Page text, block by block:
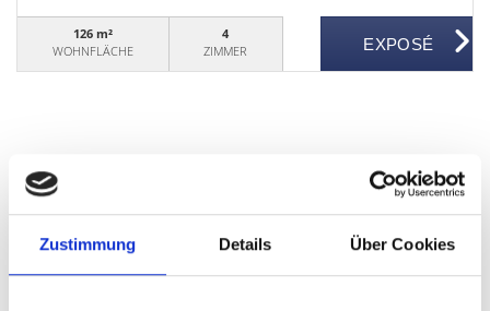
Zustimmung Details Über Cookies
126 m²
WOHNFLÄCHE
4
ZIMMER
Landsberied Garching Poing Nürnberg Taufkirchen
Fürth Puschendorf München / Trudering
Gauting
Höhenkirchen-Siegertsbrunn Putzbrunn Gräfelfing